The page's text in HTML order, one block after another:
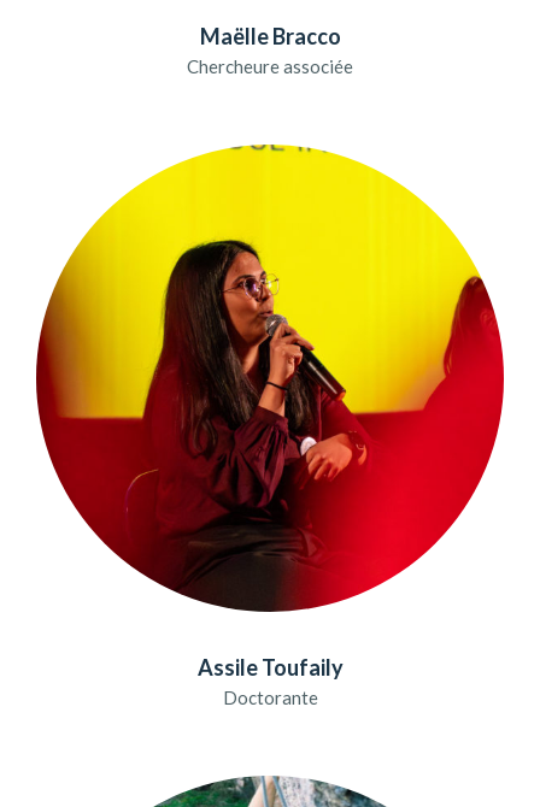
Maëlle Bracco
Chercheure associée
Assile Toufaily
Doctorante